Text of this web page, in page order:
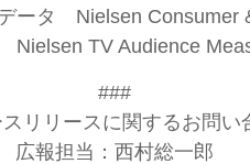
ータ Nielsen Consumer
Nielsen TV Audience
###
リリースに関するお問い
広報担当：西村総一郎